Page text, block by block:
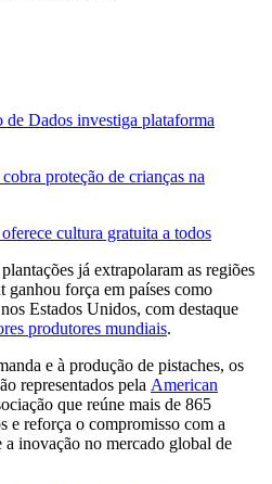
Dados investiga plataforma
proteção de crianças na
cultura gratuita a todos
já extrapolaram as regiões
ganhou força em países como
Estados Unidos, com destaque
produtores mundiais.
e à produção de pistaches, os
representados pela American
que reúne mais de 865
e reforça o compromisso com a
a inovação no mercado global de